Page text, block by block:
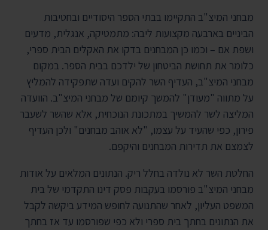
מבחני המיצ"ב התקיימו בבתי הספר היסודיים ובחטיבות
הביניים בארבעה מקצועות ליבה: מתמטיקה, אנגלית, מדעים
ושפת אם – וכמו כן המבחנים בדקו את האקלים הבית ספרי,
כלומר את תחושת הביטחון של ילדכם בבית הספר. במקום
מבחני המיצ"ב, העדיף השר להקים ועדה שתפקידה להמליץ
על מתווה "מעודן" להמשך קיומם של מבחני המיצ"ב. הוועדה
המליצה לשר להמשיך במתכונת הנוכחית, אלא שהשר לשעבר
פירון, כפי שהעיד על עצמו, "לא אוהב מבחנים" ולכן העדיף
לצמצם את תדירות המבחנים והיקפם.
החלטת השר לא נולדה בחלל ריק. הנתונים המלאים על אודות
מבחני המיצ"ב פורסמו בעקבות פסק דינו התקדמי של בית
המשפט העליון, לאחר שהתנועה לחופש המידע ביקשה לקבל
את הנתונים בחתך בית ספרי ולא כפי שפורסמו עד אז בחתך